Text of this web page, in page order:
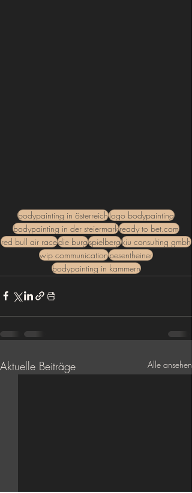
bodypainting in österreichlogo bodypainting
bodypainting in der steiermarkready to bet.com
red bull air racedie burgspielbergkiu consulting gmbh
wip communicationpesentheiner
bodypainting in kammern
Aktuelle Beiträge Alle ansehen